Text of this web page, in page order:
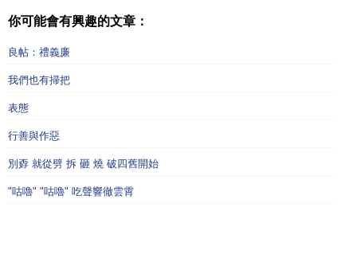
你可能會有興趣的文章：
良帖：禮義廉
我們也有掃把
表態
行善與作惡
別孬 就從劈 拆 砸 燒 破四舊開始
"咕嚕" "咕嚕" 吃聲響徹雲霄